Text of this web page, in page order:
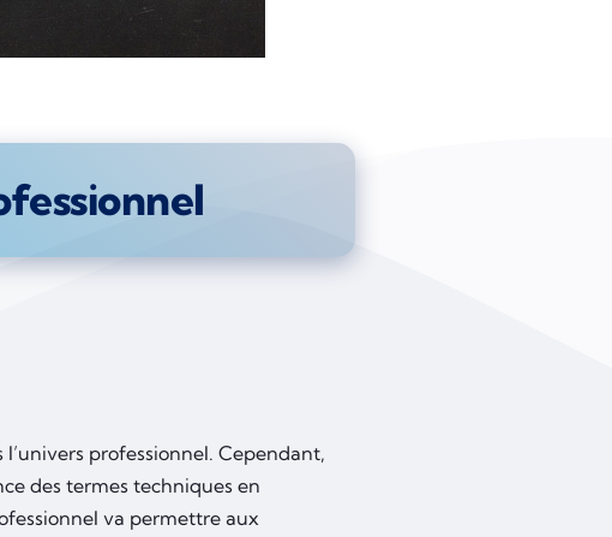
professionnel. Cependant,
des termes techniques en
va permettre aux